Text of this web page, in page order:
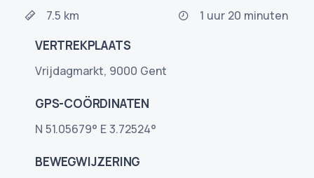
7.5 km 1 uur 20 minuten
VERTREKPLAATS
Vrijdagmarkt, 9000 Gent
GPS-COÖRDINATEN
N 51.05679° E 3.72524°
BEWEGWIJZERING